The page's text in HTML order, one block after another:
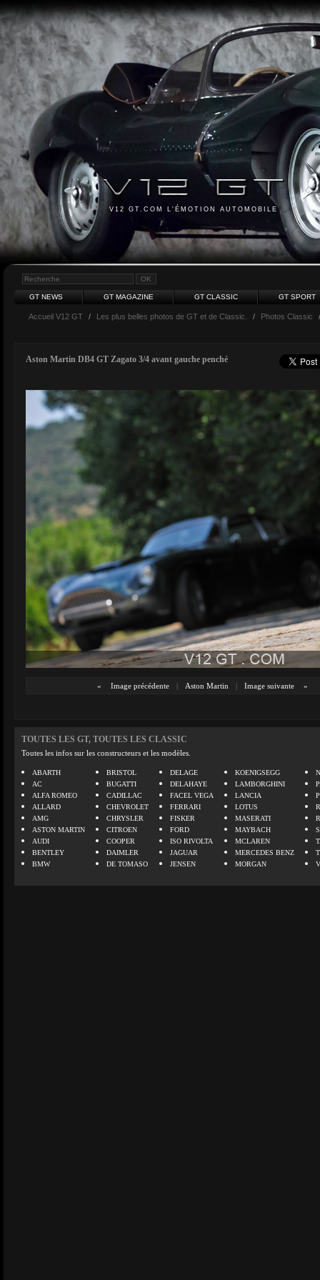
V12 GT.COM L'ÉMOTION AUTOMOBILE
GT NEWS GT MAGAZINE GT CLASSIC GT SPORT
Accueil V12 GT / Les plus belles photos de GT et de Classic. / Photos Classic
Aston Martin DB4 GT Zagato 3/4 avant gauche penché
« Image précédente | Aston Martin | Image suivante »
TOUTES LES GT, TOUTES LES CLASSIC
Toutes les infos sur les constructeurs et les modèles.
ABARTH
AC
ALFA ROMEO
ALLARD
AMG
ASTON MARTIN
AUDI
BENTLEY
BMW
BRISTOL
BUGATTI
CADILLAC
CHEVROLET
CHRYSLER
CITROEN
COOPER
DAIMLER
DE TOMASO
DELAGE
DELAHAYE
FACEL VEGA
FERRARI
FISKER
FORD
ISO RIVOLTA
JAGUAR
JENSEN
KOENIGSEGG
LAMBORGHINI
LANCIA
LOTUS
MASERATI
MAYBACH
MCLAREN
MERCEDES BENZ
MORGAN